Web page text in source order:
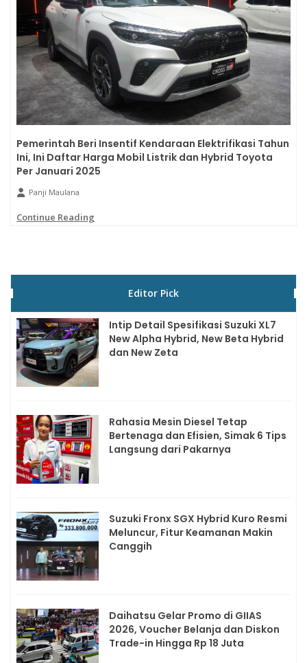
Pemerintah Beri Insentif Kendaraan Elektrifikasi Tahun
Ini, Ini Daftar Harga Mobil Listrik dan Hybrid Toyota
Per Januari 2025
Panji Maulana
Continue Reading
Editor Pick
Intip Detail Spesifikasi Suzuki XL7
New Alpha Hybrid, New Beta Hybrid
dan New Zeta
Rahasia Mesin Diesel Tetap
Bertenaga dan Efisien, Simak 6 Tips
Langsung dari Pakarnya
Suzuki Fronx SGX Hybrid Kuro Resmi
Meluncur, Fitur Keamanan Makin
Canggih
Daihatsu Gelar Promo di GIIAS
2026, Voucher Belanja dan Diskon
Trade-in Hingga Rp 18 Juta